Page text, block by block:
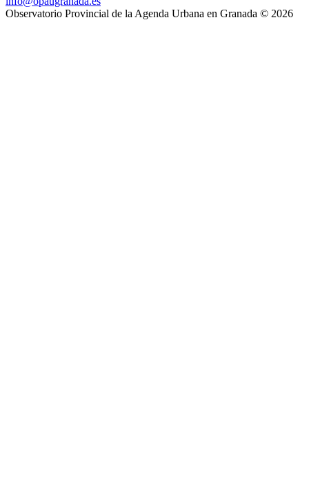
Observatorio Provincial de la Agenda Urbana en Granada © 2026